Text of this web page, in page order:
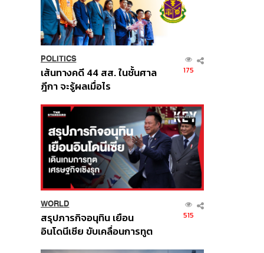
POLITICS
เส้นทางคดี 44 สส. ในชั้นศาล
ฎีกา จะรู้ผลเมื่อไร
175
WORLD
สรุปภารกิจอนุทิน เยือน
อินโดนีเซีย ขับเคลื่อนการทูต
515